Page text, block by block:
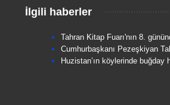
İlgili haberler
Tahran Kitap Fuarı'nın 8.
Cumhurbaşkanı Pezeşkiyan
Huzistan’ın köylerinde buğday